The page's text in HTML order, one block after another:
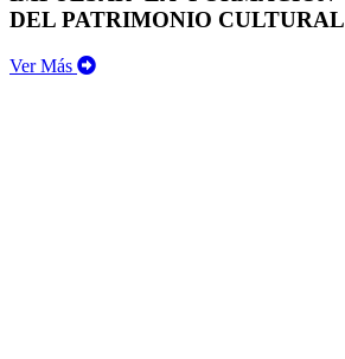
DEL PATRIMONIO CULTURAL
Ver Más